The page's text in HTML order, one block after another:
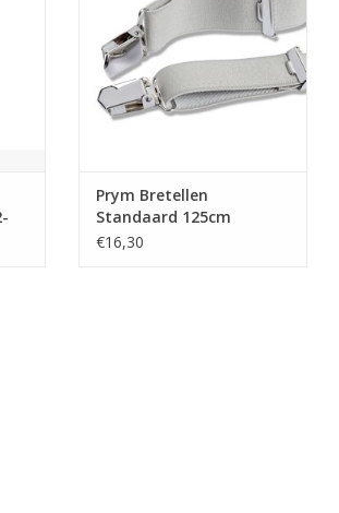
Prym Bretellen
Standaard 125cm
€16,30